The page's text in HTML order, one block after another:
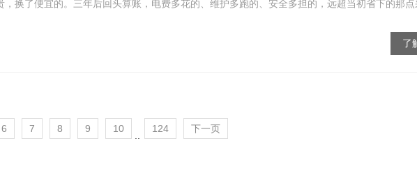
换了便宜的。三年后回头算账，电费多花的、维护多跑的、安全多担的，远超当初省下的那点
了
6 7 8 9 10 124 下一页